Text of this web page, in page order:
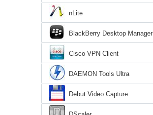
nLite
BlackBerry Desktop Manager
Cisco VPN Client
DAEMON Tools Ultra
Debut Video Capture